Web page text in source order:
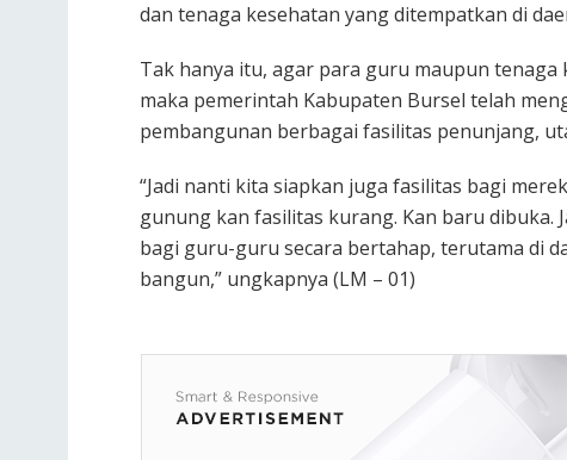
dan tenaga kesehatan yang ditempatkan di
Tak hanya itu, agar para guru maupun
maka pemerintah Kabupaten Bursel telah
pembangunan berbagai fasilitas penunjang,
“Jadi nanti kita siapkan juga fasilitas bagi
gunung kan fasilitas kurang. Kan baru dibuka.
bagi guru-guru secara bertahap, terutama di
bangun,” ungkapnya (LM – 01)